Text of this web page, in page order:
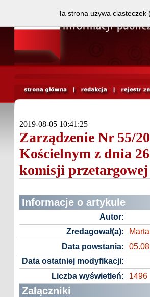
2019-08-05 10:41:25
Zarządzenie Nr 55/
Kościelnym z dnia
komisji przetargowej
Informacje o artykule
Autor:
Zredagował(a):
Data powstania:
Data ostatniej modyfikacji:
Liczba wyświetleń:
1496
Załączniki
Ta strona używa